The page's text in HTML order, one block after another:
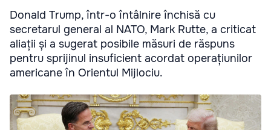
Donald Trump, într-o întâlnire închisă cu
secretarul general al NATO, Mark Rutte, a criticat
aliații și a sugerat posibile măsuri de răspuns
pentru sprijinul insuficient acordat operațiunilor
americane în Orientul Mijlociu.